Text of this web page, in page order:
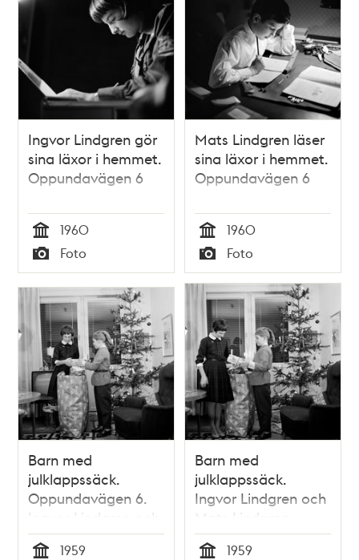
Ingvor Lindgren gör
sina läxor i hemmet.
Oppundavägen 6
Tid
1960
Typ
Foto
Mats Lindgren läser
sina läxor i hemmet.
Oppundavägen 6
Tid
1960
Typ
Foto
Barn med
julklappssäck.
Oppundavägen 6.
Ingvor Lindgren och
Mats Lindgren
1959
Barn med
julklappssäck.
Ingvor Lindgren och
Mats Lindgren.
Oppundavägen 6
1959